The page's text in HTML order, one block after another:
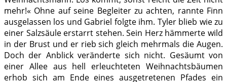
mehr!« Ohne auf seine Begleiter zu achten, rannte Finn
ausgelassen los und Gabriel folgte ihm. Tyler blieb wie zu
einer Salzsäule erstarrt stehen. Sein Herz hämmerte wild
in der Brust und er rieb sich gleich mehrmals die Augen.
Doch der Anblick veränderte sich nicht. Gesäumt von
einer Allee aus hell erleuchteten Weihnachtsbäumen
erhob sich am Ende eines ausgetretenen Pfades ein